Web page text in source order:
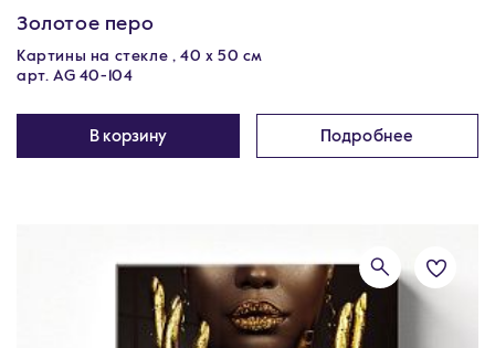
Золотое перо
Картины на стекле , 40 х 50 см
арт. AG 40-104
В корзину Подробнее